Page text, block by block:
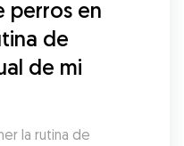
perros en
de
de mi
la rutina de